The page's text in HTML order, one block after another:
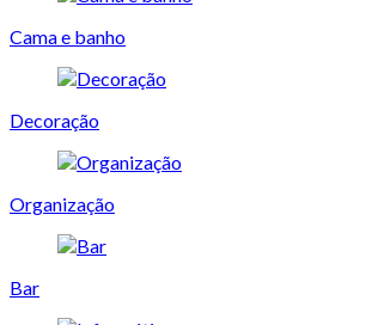
Cama e banho
Decoração
Organização
Bar